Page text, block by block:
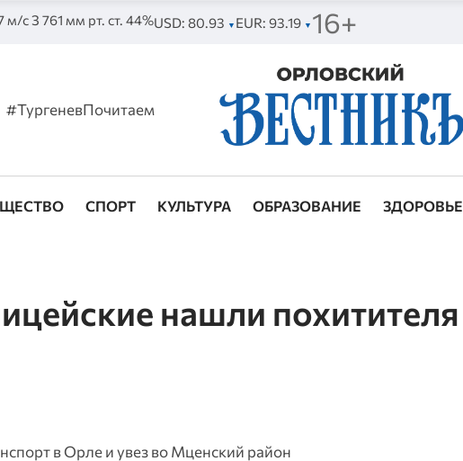
м/с З 761 мм рт. ст. 44%USD: 80.93 ▼ EUR: 93.19 ▼ 16+
#ТургеневПочитаем
СПОРТ КУЛЬТУРА ОБРАЗОВАНИЕ ЗДОРОВЬЕ
нашли похитителя
в Орле и увез во Мценский район